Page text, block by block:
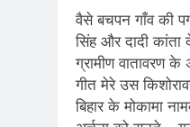
वैसे बचपन गाँव की
सिंह और दादी
ग्रामीण वातावरण
गीत मेरे उस
बिहार के मोकामा